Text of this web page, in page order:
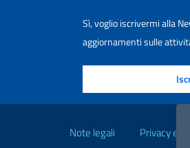
Sì, voglio iscrivermi alla
aggiornamenti sulle
Note legali Privacy e